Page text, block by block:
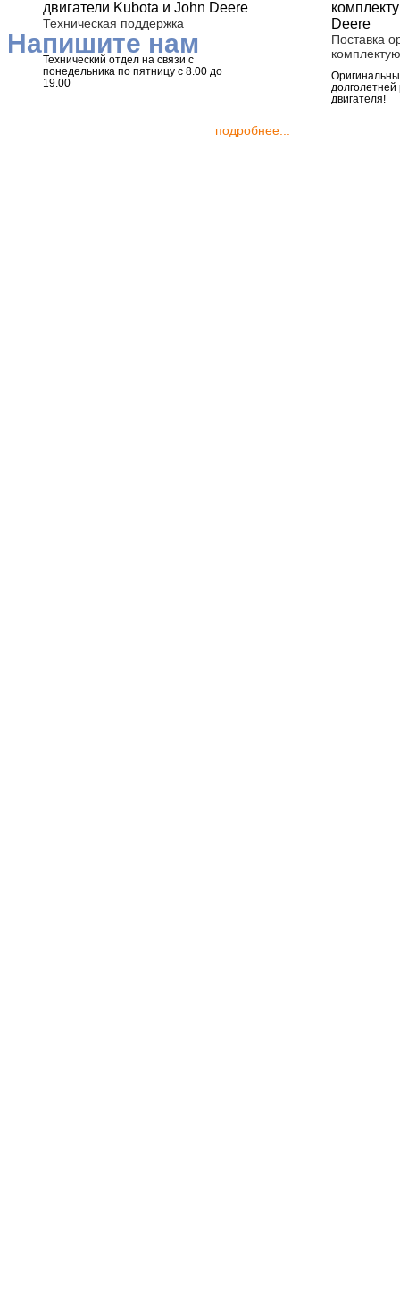
Техническая поддержка
Технический отдел на связи с
понедельника по пятницу с 8.00 до
19.00
подробнее...
Поставка
двигателя!
Напишите нам